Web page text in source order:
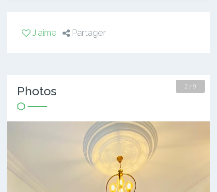
J'aime Partager
Photos 2 / 9